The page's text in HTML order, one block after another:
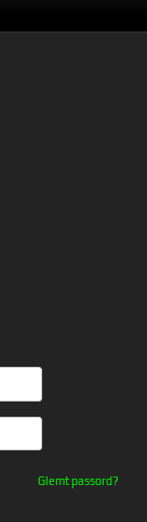
Glemt passord?